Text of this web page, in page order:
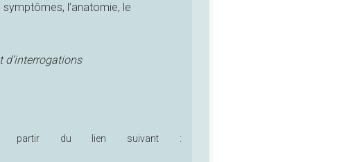
l’anatomie, le
d’interrogations
à partir du lien suivant :